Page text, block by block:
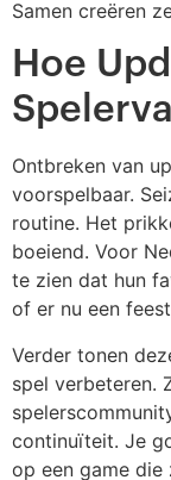
Samen creëren
Hoe
Ontbreken van
voorspelbaar.
routine. Het
boeiend. Voor
te zien dat hun
of er nu een
Verder tonen
spel verbeteren.
continuïteit. Je
op een game die